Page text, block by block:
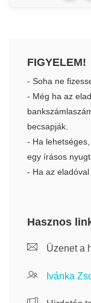
FIGYELEM!
- Soha ne
- Még ha az
becsapják.
- Ha
egy írásos
- Ha az
Hasznos
Üzenet a
Ivánka